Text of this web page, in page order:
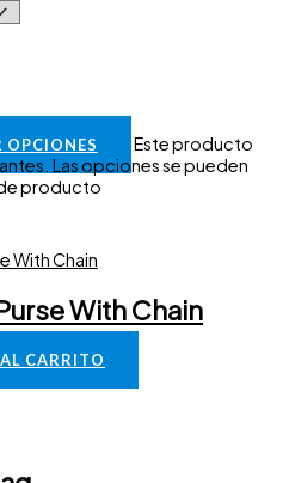
OPCIONES
Este producto
Las opciones se pueden
producto
With Chain
CARRITO